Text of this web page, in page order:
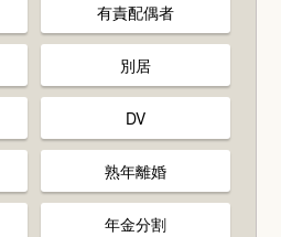
有責配偶者
別居
DV
熟年離婚
年金分割